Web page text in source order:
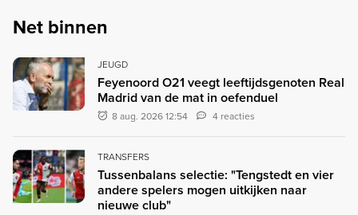
Net binnen
JEUGD
Feyenoord O21 veegt leeftijdsgenoten Real
Madrid van de mat in oefenduel
8 aug. 2026 12:54 4 reacties
TRANSFERS
Tussenbalans selectie: "Tengstedt en vier
andere spelers mogen uitkijken naar
nieuwe club"